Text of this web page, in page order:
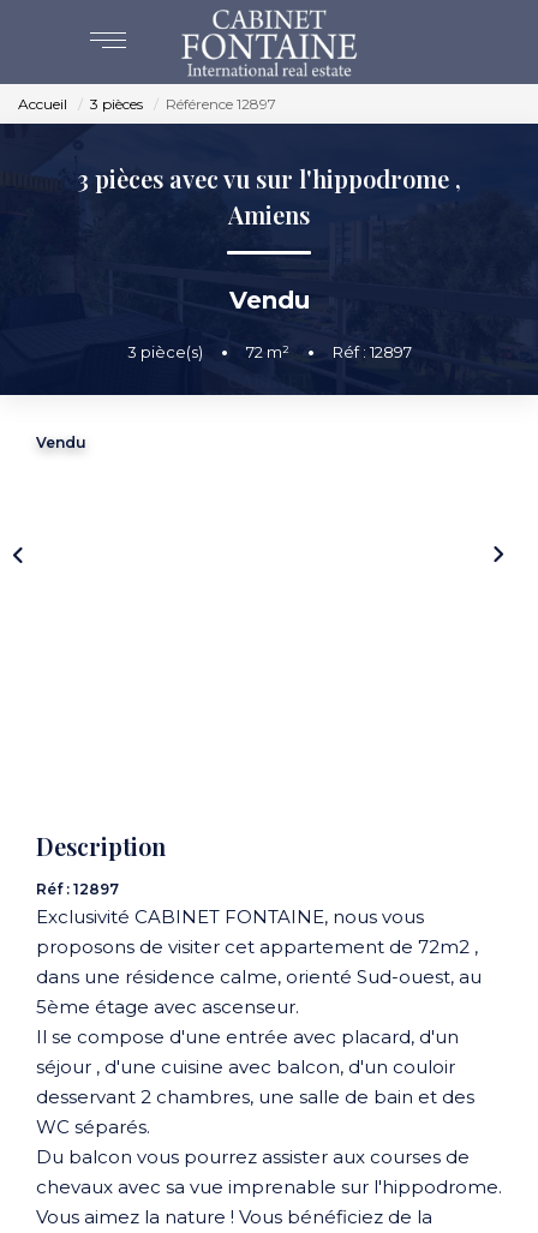
ACHAT
VENTES
ESTIMATION
BEAUVAIS
Accueil 3 pièces Référence 12897
3 pièces avec vu sur l'hippodrome ,
Amiens
Vendu
3 pièce(s) • 72 m² • Réf : 12897
Vendu
Description
Réf : 12897
Exclusivité CABINET FONTAINE, nous vous
proposons de visiter cet appartement de 72m2 ,
dans une résidence calme, orienté Sud-ouest, au
5ème étage avec ascenseur.
Il se compose d'une entrée avec placard, d'un
séjour , d'une cuisine avec balcon, d'un couloir
desservant 2 chambres, une salle de bain et des
WC séparés.
Du balcon vous pourrez assister aux courses de
chevaux avec sa vue imprenable sur l'hippodrome.
Vous aimez la nature ! Vous bénéficiez de la